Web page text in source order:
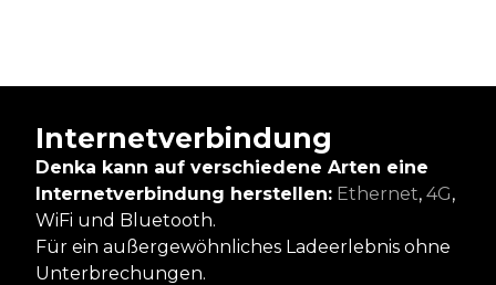
Internetverbindung
Denka kann auf verschiedene Arten eine
Internetverbindung herstellen: Ethernet, 4G,
WiFi und Bluetooth.
Für ein außergewöhnliches Ladeerlebnis ohne
Unterbrechungen.